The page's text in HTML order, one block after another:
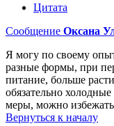
Цитата
Сообщение Оксана
Я могу по своему
разные формы, при
питание, больше
обязательно
меры, можно
Вернуться к началу